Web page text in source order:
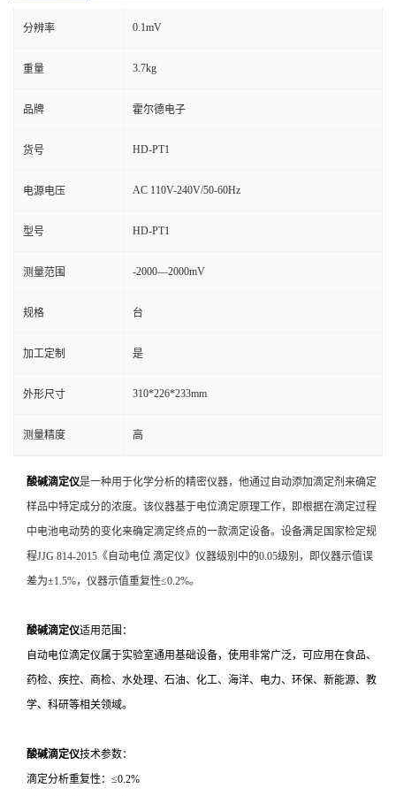
分辨率 0.1mV
重量 3.7kg
品牌 霍尔德电子
货号 HD-PT1
电源电压 AC 110V-240V/50-60Hz
型号 HD-PT1
测量范围 -2000—2000mV
规格 台
加工定制 是
外形尺寸 310*226*233mm
测量精度 高
酸碱滴定仪是一种用于化学分析的精密仪器，他通过自动添加滴定剂来确定
样品中特定成分的浓度。该仪器基于电位滴定原理工作，即根据在滴定过程
中电池电动势的变化来确定滴定终点的一款滴定设备。设备满足国家检定规
程JJG 814-2015《自动电位 滴定仪》仪器级别中的0.05级别，即仪器示值误
差为±1.5%，仪器示值重复性≤0.2%。
酸碱滴定仪适用范围：
自动电位滴定仪属于实验室通用基础设备，使用非常广泛，可应用在食品、
药检、疾控、商检、水处理、石油、化工、海洋、电力、环保、新能源、教
学、科研等相关领域。
酸碱滴定仪技术参数：
滴定分析重复性：≤0.2%